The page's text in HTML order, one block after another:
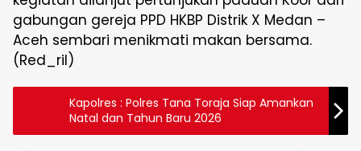
gabungan gereja PPD HKBP Distrik X Medan –
Aceh sembari menikmati makan bersama.
(Red_ril)
Kapolres : Polres Tana Toraja Siap Amankan
Natal dan Tahun Baru 2026